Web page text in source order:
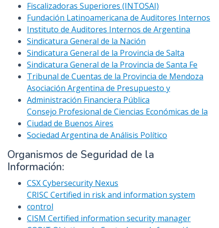
Fiscalizadoras Superiores (INTOSAI)
Fundación Latinoamericana de Auditores Internos
Instituto de Auditores Internos de Argentina
Sindicatura General de la Nación
Sindicatura General de la Provincia de Salta
Sindicatura General de la Provincia de Santa Fe
Tribunal de Cuentas de la Provincia de Mendoza
Asociación Argentina de Presupuesto y
Administración Financiera Pública
Consejo Profesional de Ciencias Económicas de la
Ciudad de Buenos Aires
Sociedad Argentina de Análisis Político
Organismos de Seguridad de la
Información:
CSX Cybersecurity Nexus
CRISC Certified in risk and information system
control
CISM Certified information security manager